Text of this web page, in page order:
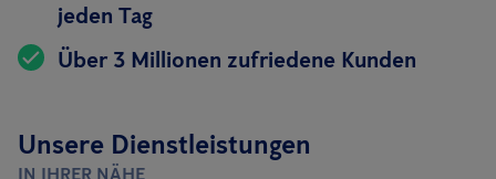
jeden Tag
Über 3 Millionen zufriedene Kunden
Unsere Dienstleistungen
IN IHRER NÄHE